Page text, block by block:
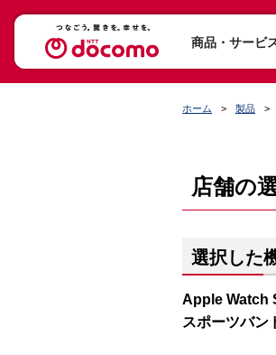
商品・サービ
ホーム 製品
店舗の
選択した
Apple Watch
スポーツバン